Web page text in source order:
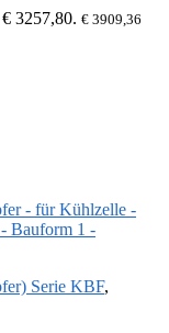
3257,80. € 3909,36
Serie KBF,